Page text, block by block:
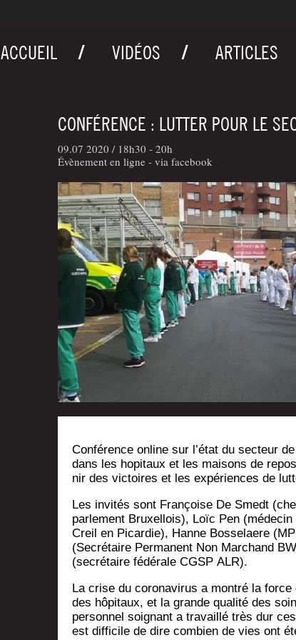
ACCUEIL VIDÉOS ARTICLES
CONFÉRENCE : LUTTER POUR LE
09.07 2020 / 18h30 - 20h
Évènement en ligne - via facebook
Confé­rence online sur l’é­tat du sec­teur
dans les hopi­taux et les mai­sons de
nir des vic­toires et les expé­riences de
Les invi­tés sont Fran­çoise De Smedt
par­le­ment Bruxel­lois), Loïc Pen (méde­cin
Creil en Picar­die), Hanne Bos­se­laere
(Secré­taire Per­ma­nent Non Mar­chand
(secré­taire fédé­rale CGSP ALR).
La crise du coro­na­vi­rus a mon­tré la force
des hôpi­taux, et la grande qua­li­té des
per­son­nel soi­gnant a tra­vaillé très dur
est dif­fi­cile de dire com­bien de vies ont